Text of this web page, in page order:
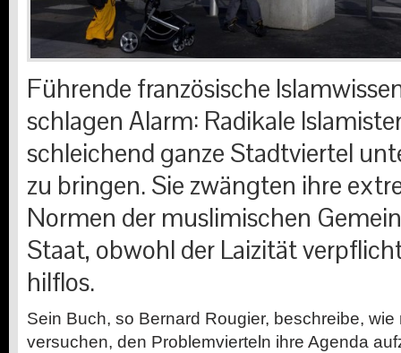
Führende französische
schlagen Alarm: Radikale
schleichend ganze Stadtviertel
zu bringen. Sie zwängten ihre
Normen der muslimischen
Staat, obwohl der Laizität
hilflos.
Sein Buch, so Bernard Rougier, beschreibe, wie
versuchen, den Problemvierteln ihre Agenda